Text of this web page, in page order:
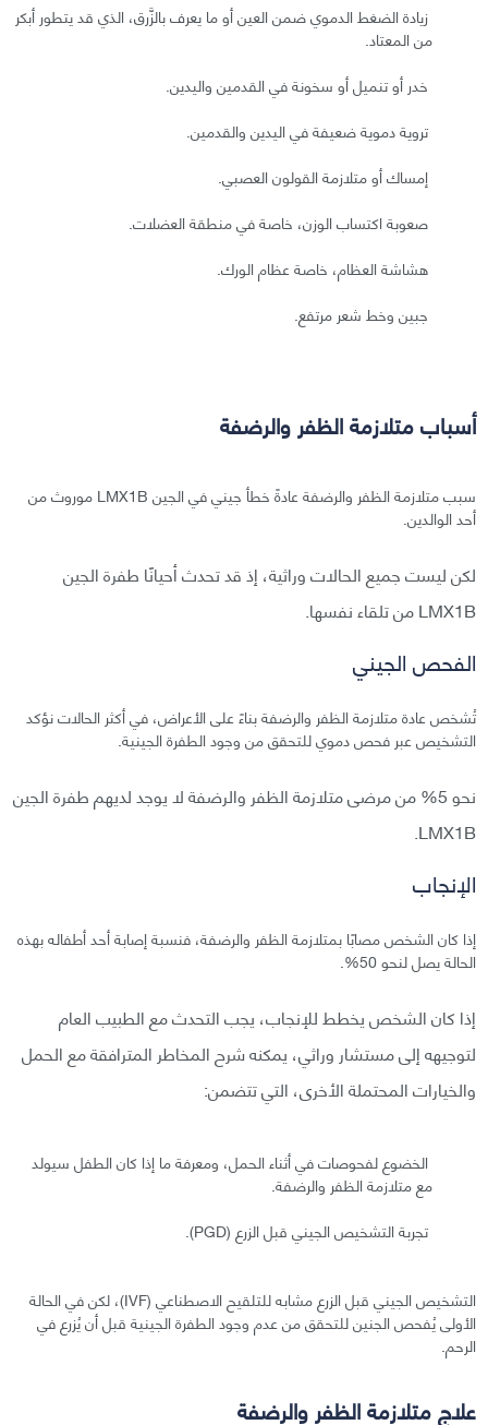
زيادة الضغط الدموي ضمن العين أو ما يعرف بالزَّرق، الذي قد يتطور أبكر
من المعتاد.
خدر أو تنميل أو سخونة في القدمين واليدين.
تروية دموية ضعيفة في اليدين والقدمين.
إمساك أو متلازمة القولون العصبي.
صعوبة اكتساب الوزن، خاصة في منطقة العضلات.
هشاشة العظام، خاصة عظام الورك.
جبين وخط شعر مرتفع.
أسباب متلازمة الظفر والرضفة
سبب متلازمة الظفر والرضفة عادةً خطأ جيني في الجين LMX1B موروث من
أحد الوالدين.
لكن ليست جميع الحالات وراثية، إذ قد تحدث أحيانًا طفرة الجين
LMX1B من تلقاء نفسها.
الفحص الجيني
تُشخص عادة متلازمة الظفر والرضفة بناءً على الأعراض، في أكثر الحالات نؤكد
التشخيص عبر فحص دموي للتحقق من وجود الطفرة الجينية.
نحو 5% من مرضى متلازمة الظفر والرضفة لا يوجد لديهم طفرة الجين
LMX1B.
الإنجاب
إذا كان الشخص مصابًا بمتلازمة الظفر والرضفة، فنسبة إصابة أحد أطفاله بهذه
الحالة يصل لنحو 50%.
إذا كان الشخص يخطط للإنجاب، يجب التحدث مع الطبيب العام
لتوجيهه إلى مستشار وراثي، يمكنه شرح المخاطر المترافقة مع الحمل
والخيارات المحتملة الأخرى، التي تتضمن:
الخضوع لفحوصات في أثناء الحمل، ومعرفة ما إذا كان الطفل سيولد
مع متلازمة الظفر والرضفة.
تجربة التشخيص الجيني قبل الزرع (PGD).
التشخيص الجيني قبل الزرع مشابه للتلقيح الاصطناعي (IVF)، لكن في الحالة
الأولى يُفحص الجنين للتحقق من عدم وجود الطفرة الجينية قبل أن يُزرع في
الرحم.
علاج متلازمة الظفر والرضفة